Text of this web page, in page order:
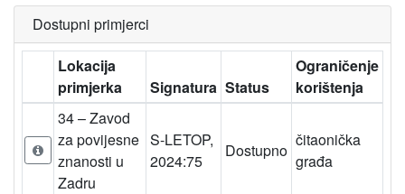
Dostupni primjerci
Lokacija
primjerka
Signatura Status
Ograničenje
korištenja
34 – Zavod
za povijesne
znanosti u
Zadru
S-LETOP,
2024:75
Dostupno
čitaonička
građa